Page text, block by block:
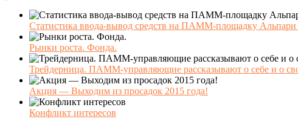
Статистика ввода-вывод средств на ПАММ-площадку Альпари
Рынки роста. Фонда.
Трейдерница. ПАММ-управляющие рассказывают о себе и о
Акция — Выходим из просадок 2015 года!
Конфликт интересов